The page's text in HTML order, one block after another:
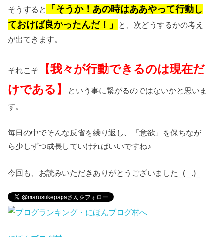
そうすると
「そうか！あの時はああやって行動し
ておけば良かったんだ！」
と、次どうするかの考え
が出てきます。
それこそ
【我々が行動できるのは現在だ
けである】
という事に繋がるのではないかと思いま
す。
毎日の中でそんな反省を繰り返し、「意欲」を保ちなが
ら少しずつ成長していければいいですね♪
今回も、お読みいただきありがとうございました_(._.)_